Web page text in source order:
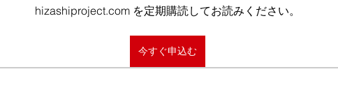
hizashiproject.com を定期購読してお読みください。
今すぐ申込む